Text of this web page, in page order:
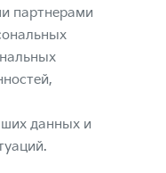
партнерами
данных и